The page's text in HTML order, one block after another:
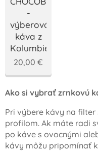
-
výberová
káva z
Kolumbie
20,00 €
Ako si vybrať zrnkovú
Pri výbere kávy na
profilom. Ak máte radi
po káve s ovocnými
kávy môžu pripomínať